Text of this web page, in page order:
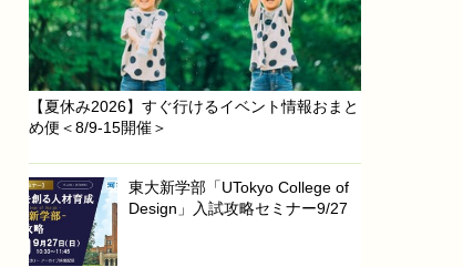
【夏休み2026】すぐ行けるイベント情報おまと
め便＜8/9-15開催＞
東大新学部「UTokyo College of
Design」入試攻略セミナー9/27